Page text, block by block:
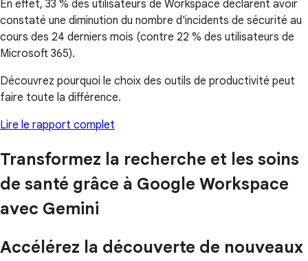
En effet, 33 % des utilisateurs de Workspace déclarent avoir
constaté une diminution du nombre d'incidents de sécurité au
cours des 24 derniers mois (contre 22 % des utilisateurs de
Microsoft 365).
Découvrez pourquoi le choix des outils de productivité peut
faire toute la différence.
Lire le rapport complet
Transformez la recherche et les soins
de santé grâce à Google Workspace
avec Gemini
Accélérez la découverte de nouveaux